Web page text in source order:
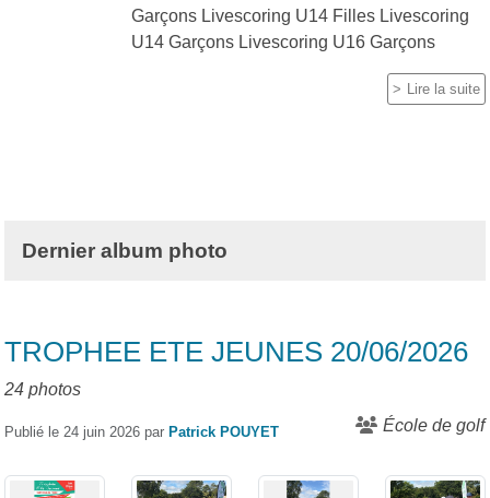
Garçons Livescoring U14 Filles Livescoring
U14 Garçons Livescoring U16 Garçons
Lire la suite
Dernier album photo
TROPHEE ETE JEUNES 20/06/2026
24 photos
École de golf
Publié le 24 juin 2026 par Patrick POUYET